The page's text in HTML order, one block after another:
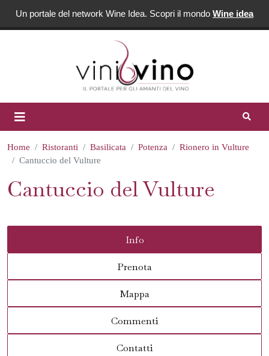
Un portale del network Wine Idea. Scopri il mondo Wine idea
Home Ristoranti Basilicata Potenza
Rionero in Vulture
Cantuccio del Vulture
Cantuccio del Vulture
Info
Prenota
Mappa
Commenti
Contatti